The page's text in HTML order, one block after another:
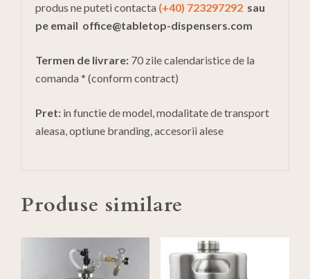
produs ne puteti contacta (+40) 723297292 sau
pe email office@tabletop-dispensers.com
Termen de livrare: 70 zile calendaristice de la
comanda * (conform contract)
Pret: in functie de model, modalitate de transport
aleasa, optiune branding, accesorii alese
Produse similare